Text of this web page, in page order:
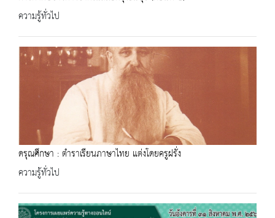
ความรู้ทั่วไป
ดรุณศึกษา : ตำราเรียนภาษาไทย แต่งโดยครูฝรั่ง
ความรู้ทั่วไป